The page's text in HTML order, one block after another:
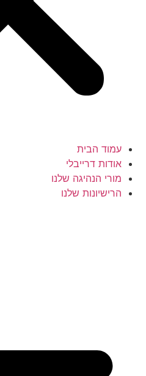
עמוד הבית
אודות דרייבלי
מורי הנהיגה שלנו
הרישיונות שלנו